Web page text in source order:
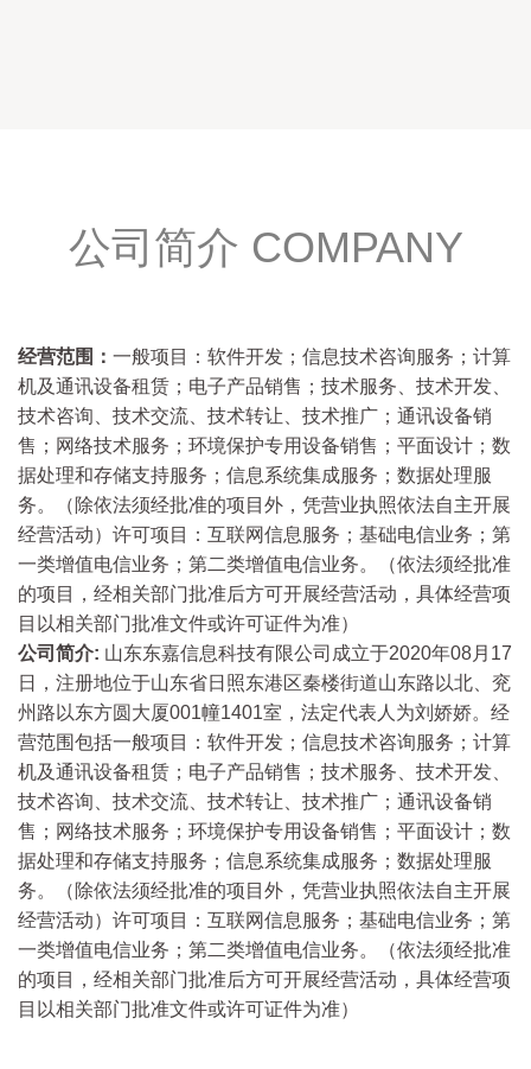
公司简介 COMPANY
经营范围： 一般项目：软件开发；信息技术咨询服务；计算
机及通讯设备租赁；电子产品销售；技术服务、技术开发、
技术咨询、技术交流、技术转让、技术推广；通讯设备销
售；网络技术服务；环境保护专用设备销售；平面设计；数
据处理和存储支持服务；信息系统集成服务；数据处理服
务。（除依法须经批准的项目外，凭营业执照依法自主开展
经营活动）许可项目：互联网信息服务；基础电信业务；第
一类增值电信业务；第二类增值电信业务。（依法须经批准
的项目，经相关部门批准后方可开展经营活动，具体经营项
目以相关部门批准文件或许可证件为准）
公司简介: 山东东嘉信息科技有限公司成立于2020年08月17
日，注册地位于山东省日照东港区秦楼街道山东路以北、兖
州路以东方圆大厦001幢1401室，法定代表人为刘娇娇。经
营范围包括一般项目：软件开发；信息技术咨询服务；计算
机及通讯设备租赁；电子产品销售；技术服务、技术开发、
技术咨询、技术交流、技术转让、技术推广；通讯设备销
售；网络技术服务；环境保护专用设备销售；平面设计；数
据处理和存储支持服务；信息系统集成服务；数据处理服
务。（除依法须经批准的项目外，凭营业执照依法自主开展
经营活动）许可项目：互联网信息服务；基础电信业务；第
一类增值电信业务；第二类增值电信业务。（依法须经批准
的项目，经相关部门批准后方可开展经营活动，具体经营项
目以相关部门批准文件或许可证件为准）